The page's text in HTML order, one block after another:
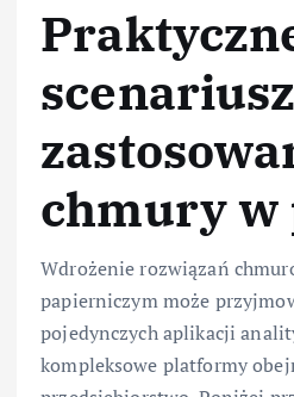
chmury
Wdrożenie rozwiązań
papierniczym może
pojedynczych aplikacji
kompleksowe platformy